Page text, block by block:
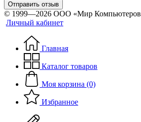
Отправить отзыв
© 1999—2026 ООО «Мир
Личный кабинет
Главная
Каталог товаров
Моя корзина (0)
Избранное